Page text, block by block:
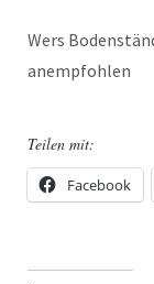
Wers
anempfohlen
Teilen mit:
Facebook